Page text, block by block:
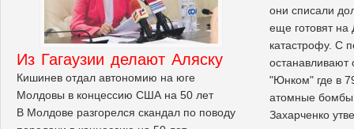
они списали
еще готовят на
катастрофу. С
останавливают
"Юнком" где в
атомные
Захарченко
Из Гагаузии делают Аляску
Кишинев отдал автономию на юге
Молдовы в концессию США на 50 лет
В Молдове разгорелся скандал по поводу